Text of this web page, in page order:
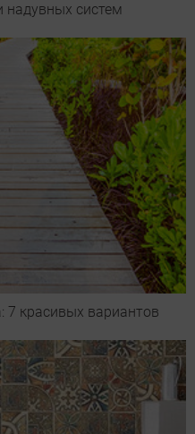
надувных систем
7 красивых вариантов